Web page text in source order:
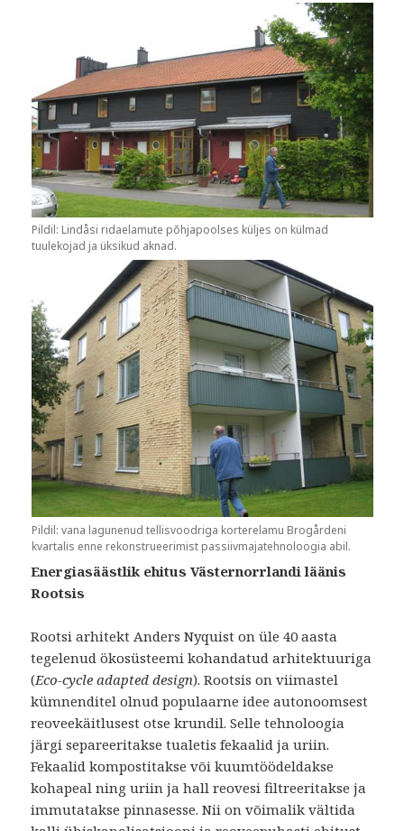
Pildil: Lindåsi ridaelamute põhjapoolses küljes on külmad
tuulekojad ja üksikud aknad.
Pildil: vana lagunenud tellisvoodriga korterelamu Brogårdeni
kvartalis enne rekonstrueerimist passiivmajatehnoloogia abil.
Energiasäästlik ehitus Västernorrlandi läänis
Rootsis
Rootsi arhitekt Anders Nyquist on üle 40 aasta
tegelenud ökosüsteemi kohandatud arhitektuuriga
(Eco-cycle adapted design). Rootsis on viimastel
kümnenditel olnud populaarne idee autonoomsest
reoveekäitlusest otse krundil. Selle tehnoloogia
järgi separeeritakse tualetis fekaalid ja uriin.
Fekaalid kompostitakse või kuumtöödeldakse
kohapeal ning uriin ja hall reovesi filtreeritakse ja
immutatakse pinnasesse. Nii on võimalik vältida